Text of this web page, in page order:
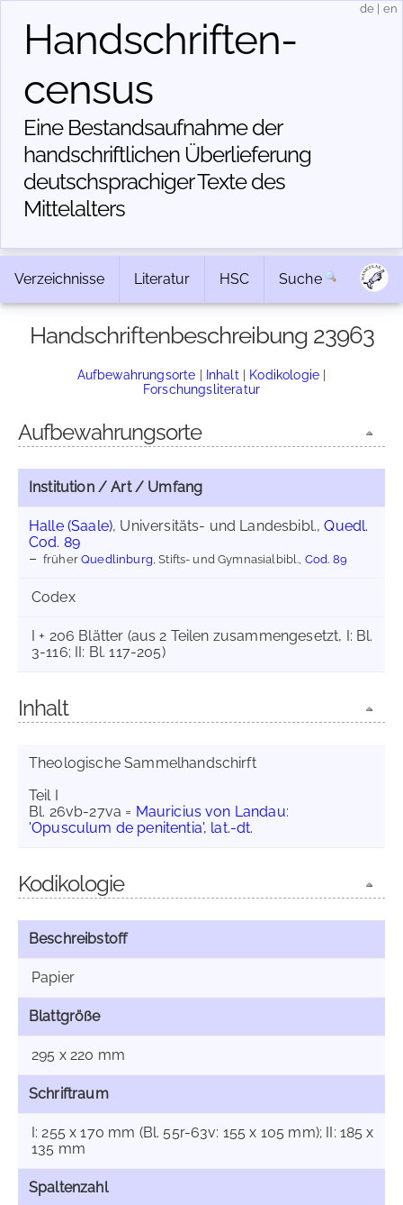
Handschriften­
census
Eine Bestandsaufnahme der
handschriftlichen Über­lieferung
deutschsprachiger Texte des
Mittelalters
de en
Verzeichnisse Literatur HSC Suche
Handschriftenbeschreibung 23963
Aufbewahrungsorte | Inhalt | Kodikologie |
Forschungsliteratur
Aufbewahrungsorte
Institution / Art / Umfang
Halle (Saale), Universitäts- und Landesbibl.,Quedl.
Cod. 89
früherQuedlinburg , Stifts- und Gymnasialbibl., Cod. 89
Codex
I + 206 Blätter (aus 2 Teilen zusammengesetzt, I: Bl.
3-116; II: Bl. 117-205)
Inhalt
Theologische Sammelhandschirft
Teil I
Bl. 26vb-27va = Mauricius von Landau:
'Opusculum de penitentia', lat.-dt.
Kodikologie
Beschreibstoff
Papier
Blattgröße
295 x 220 mm
Schriftraum
I: 255 x 170 mm (Bl. 55r-63v: 155 x 105 mm); II: 185 x
135 mm
Spaltenzahl